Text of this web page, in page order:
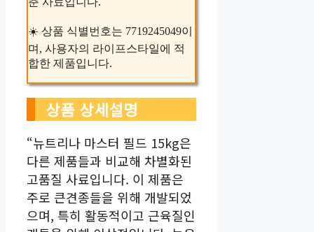
☀️ 상품 식별번호는 7719245049이
며, 사용자의 라이프스타일에 적
합한 제품입니다.
상품 상세설명
“뉴트리나 마스터 필드 15kg은
다른 제품들과 비교해 차별화된
고품질 사료입니다. 이 제품은
주로 큰견종들을 위해 개발되었
으며, 특히 활동적이고 근육질인